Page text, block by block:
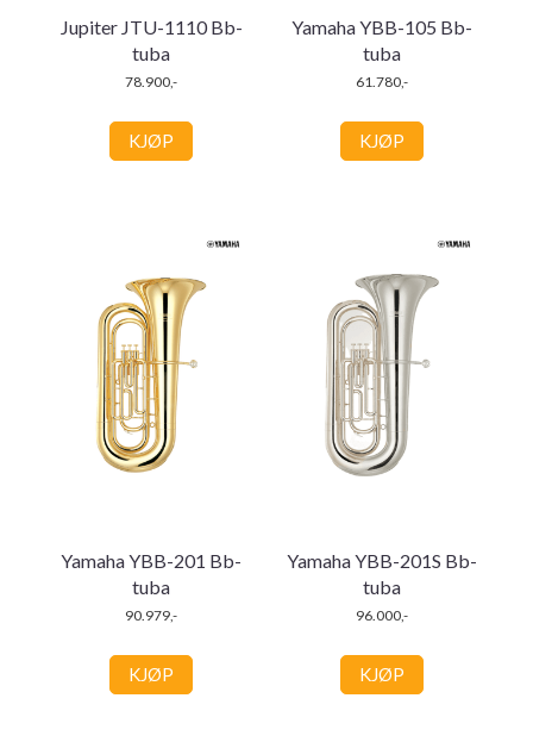
Jupiter JTU-1110 Bb-
tuba
78.900,-
KJØP
Yamaha YBB-105 Bb-
tuba
61.780,-
KJØP
Yamaha YBB-201 Bb-
tuba
90.979,-
KJØP
Yamaha YBB-201S Bb-
tuba
96.000,-
KJØP